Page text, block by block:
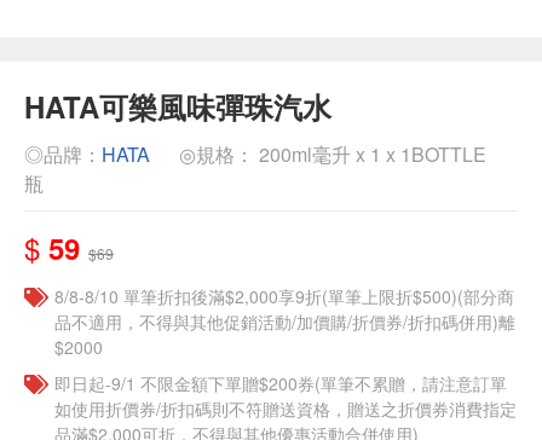
HATA可樂風味彈珠汽水
◎品牌： HATA
◎規格： 200ml毫升 x 1 x 1BOTTLE
瓶
$ 59 $69
8/8-8/10 單筆折扣後滿$2,000享9折(單筆上限折$500)(部分商
品不適用，不得與其他促銷活動/加價購/折價券/折扣碼併用)離
$2000
即日起-9/1 不限金額下單贈$200券(單筆不累贈，請注意訂單
如使用折價券/折扣碼則不符贈送資格，贈送之折價券消費指定
品滿$2,000可折，不得與其他優惠活動合併使用)